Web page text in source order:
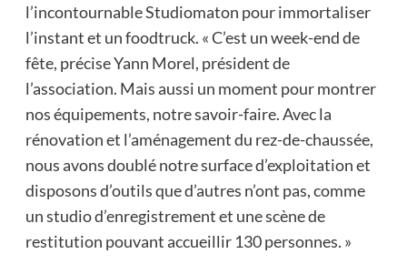
l’incontournable Studiomaton pour immortaliser
l’instant et un foodtruck. « C’est un week-end de
fête, précise Yann Morel, président de
l’association. Mais aussi un moment pour montrer
nos équipements, notre savoir-faire. Avec la
rénovation et l’aménagement du rez-de-chaussée,
nous avons doublé notre surface d’exploitation et
disposons d’outils que d’autres n’ont pas, comme
un studio d’enregistrement et une scène de
restitution pouvant accueillir 130 personnes. »